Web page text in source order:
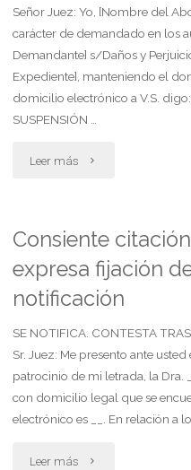
denegado
erróneamente
por
demanda"
Señor Juez: Yo, [Nombre del
carácter de demandado en los
Demandante] s/Daños y
Expediente], manteniendo el
domicilio electrónico a V.S.
SUSPENSIÓN …
Leer más "Renuncia
se
suspenda
procedimiento.
denuncia
liquidación
Consiente
expresa fijación
notificación
SE NOTIFICA. CONTESTA
Sr. Juez: Me presento ante
patrocinio de mi letrada, la Dra.
con domicilio legal que se
electrónico es __. En relación a
Leer más "Consiente